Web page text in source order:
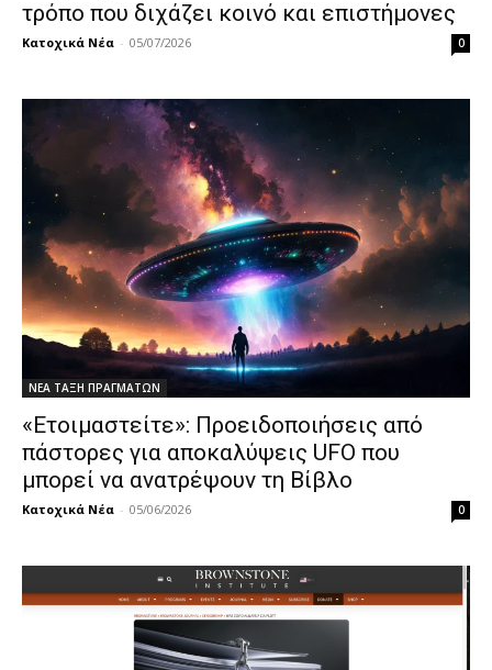
τρόπο που διχάζει κοινό και επιστήμονες
Κατοχικά Νέα - 05/07/2026 0
ΝΕΑ ΤΑΞΗ ΠΡΑΓΜΑΤΩΝ
«Ετοιμαστείτε»: Προειδοποιήσεις από
πάστορες για αποκαλύψεις UFO που
μπορεί να ανατρέψουν τη Βίβλο
Κατοχικά Νέα - 05/06/2026 0